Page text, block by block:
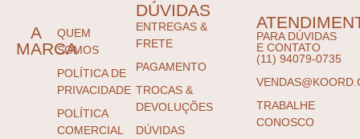
A
MARCA
QUEM
SOMOS
POLÍTICA DE
PRIVACIDADE
POLÍTICA
COMERCIAL
DÚVIDAS
ENTREGAS &
FRETE
PAGAMENTO
TROCAS &
DEVOLUÇÕES
DÚVIDAS
PARA DÚVIDAS
E CONTATO
(11) 94079-0735
TRABALHE
CONOSCO